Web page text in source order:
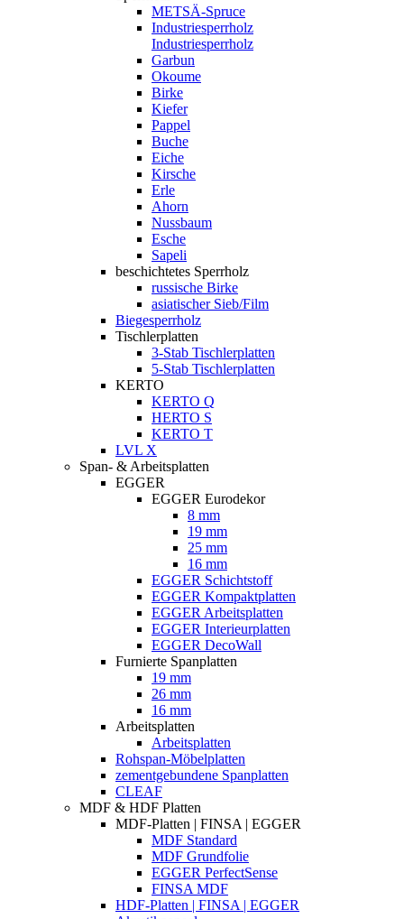
METSÄ-Spruce
Industriesperrholz
Industriesperrholz
Garbun
Okoume
Birke
Kiefer
Pappel
Buche
Eiche
Kirsche
Erle
Ahorn
Nussbaum
Esche
Sapeli
beschichtetes Sperrholz
russische Birke
asiatischer Sieb/Film
Biegesperrholz
Tischlerplatten
3-Stab Tischlerplatten
5-Stab Tischlerplatten
KERTO
KERTO Q
HERTO S
KERTO T
LVL X
Span- & Arbeitsplatten
EGGER
EGGER Eurodekor
8 mm
19 mm
25 mm
16 mm
EGGER Schichtstoff
EGGER Kompaktplatten
EGGER Arbeitsplatten
EGGER Interieurplatten
EGGER DecoWall
Furnierte Spanplatten
19 mm
26 mm
16 mm
Arbeitsplatten
Arbeitsplatten
Rohspan-Möbelplatten
zementgebundene Spanplatten
CLEAF
MDF & HDF Platten
MDF-Platten | FINSA | EGGER
MDF Standard
MDF Grundfolie
EGGER PerfectSense
FINSA MDF
HDF-Platten | FINSA | EGGER